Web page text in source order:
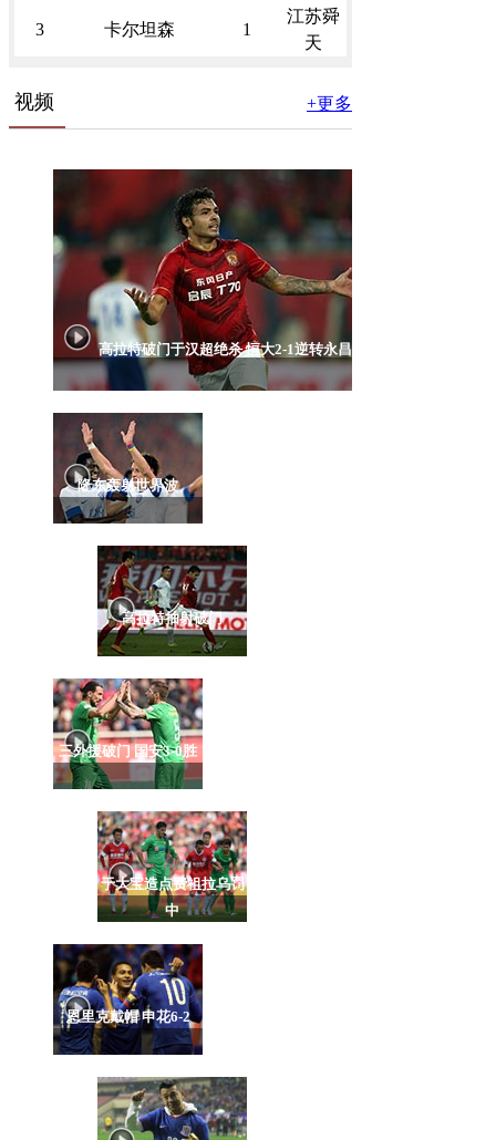
3 卡尔坦森 1
江苏舜
天
视频 +更多
高拉特破门于汉超绝杀 恒大2-1逆转永昌
隆东轰射世界波
高拉特抽射破门
三外援破门 国安3-0胜
于大宝造点费祖拉乌罚
中
恩里克戴帽 申花6-2